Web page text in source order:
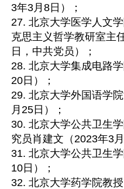
3年3月8日）；
27. 北京大学医学人文
克思主义哲学教研室主
日，中共党员）；
28. 北京大学集成电路
20日）；
29. 北京大学外国语学
月25日）；
30. 北京大学公共卫生
究员肖建文（2023年3
31. 北京大学公共卫生
10日）；
32. 北京大学药学院教